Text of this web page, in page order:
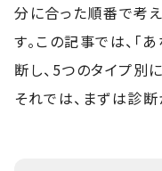
分に合った順番で考
す。この記事では、「
断し、5つのタイプ別
それでは、まずは診断